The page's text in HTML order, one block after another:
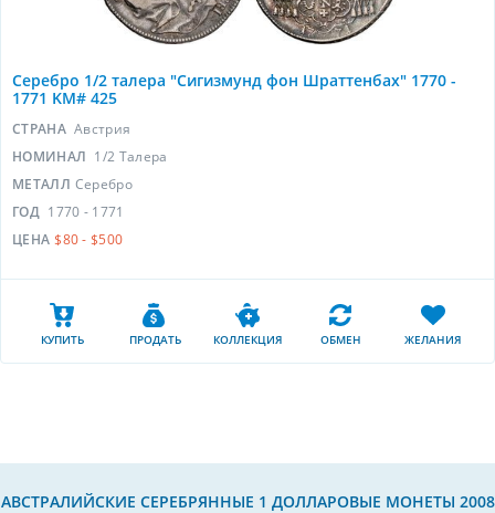
Серебро 1/2 талера "Сигизмунд фон Шраттенбах" 1770 -
1771 KM# 425
СТРАНА Австрия
НОМИНАЛ 1/2 Талера
МЕТАЛЛ Серебро
ГОД 1770 - 1771
ЦЕНА $80 - $500
КУПИТЬ ПРОДАТЬ КОЛЛЕКЦИЯ ОБМЕН ЖЕЛАНИЯ
АВСТРАЛИЙСКИЕ СЕРЕБРЯННЫЕ 1 ДОЛЛАРОВЫЕ МОНЕТЫ 2008